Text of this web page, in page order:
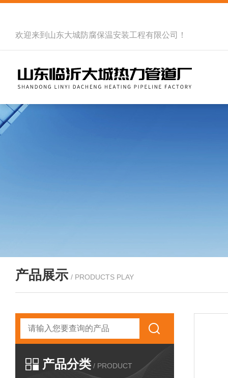
欢迎来到 山东大城防腐保温安装工程有限公司 ！
产品展示 / PRODUCTS PLAY
产品分类 / PRODUCT